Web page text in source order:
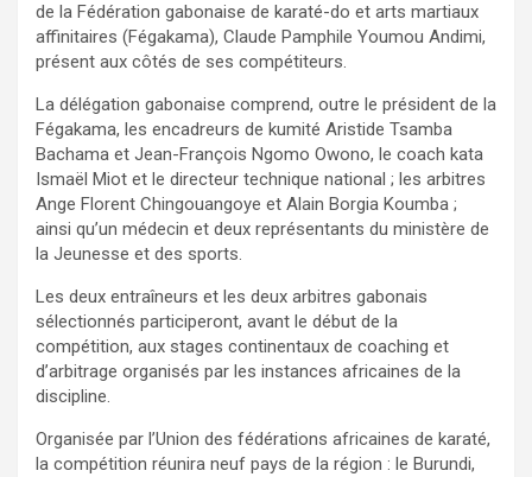
de la Fédération gabonaise de karaté-do et arts martiaux
affinitaires (Fégakama), Claude Pamphile Youmou Andimi,
présent aux côtés de ses compétiteurs.
La délégation gabonaise comprend, outre le président de la
Fégakama, les encadreurs de kumité Aristide Tsamba
Bachama et Jean-François Ngomo Owono, le coach kata
Ismaël Miot et le directeur technique national ; les arbitres
Ange Florent Chingouangoye et Alain Borgia Koumba ;
ainsi qu’un médecin et deux représentants du ministère de
la Jeunesse et des sports.
Les deux entraîneurs et les deux arbitres gabonais
sélectionnés participeront, avant le début de la
compétition, aux stages continentaux de coaching et
d’arbitrage organisés par les instances africaines de la
discipline.
Organisée par l’Union des fédérations africaines de karaté,
la compétition réunira neuf pays de la région : le Burundi,